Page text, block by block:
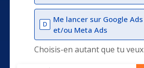
D
Me lancer sur Google Ads
et/ou Meta Ads
Choisis-en autant que tu veux